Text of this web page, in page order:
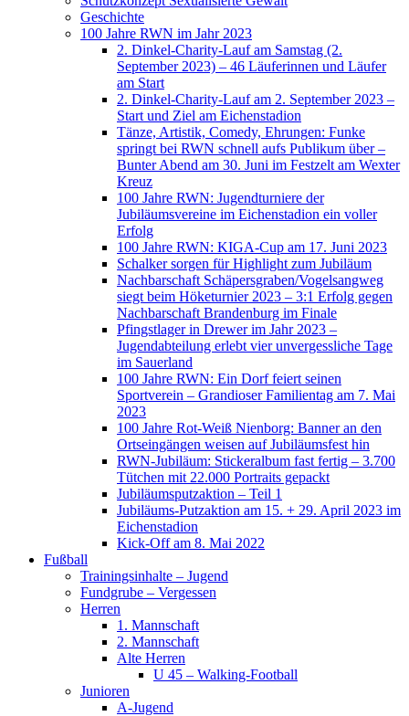
Geschichte
100 Jahre RWN im Jahr 2023
2. Dinkel-Charity-Lauf am Samstag (2.
September 2023) – 46 Läuferinnen und Läufer
am Start
2. Dinkel-Charity-Lauf am 2. September 2023 –
Start und Ziel am Eichenstadion
Tänze, Artistik, Comedy, Ehrungen: Funke
springt bei RWN schnell aufs Publikum über –
Bunter Abend am 30. Juni im Festzelt am Wexter
Kreuz
100 Jahre RWN: Jugendturniere der
Jubiläumsvereine im Eichenstadion ein voller
Erfolg
100 Jahre RWN: KIGA-Cup am 17. Juni 2023
Schalker sorgen für Highlight zum Jubiläum
Nachbarschaft Schäpersgraben/Vogelsangweg
siegt beim Höketurnier 2023 – 3:1 Erfolg gegen
Nachbarschaft Brandenburg im Finale
Pfingstlager in Drewer im Jahr 2023 –
Jugendabteilung erlebt vier unvergessliche Tage
im Sauerland
100 Jahre RWN: Ein Dorf feiert seinen
Sportverein – Grandioser Familientag am 7. Mai
2023
100 Jahre Rot-Weiß Nienborg: Banner an den
Ortseingängen weisen auf Jubiläumsfest hin
RWN-Jubiläum: Stickeralbum fast fertig – 3.700
Tütchen mit 22.000 Portraits gepackt
Jubiläumsputzaktion – Teil 1
Jubiläums-Putzaktion am 15. + 29. April 2023 im
Eichenstadion
Kick-Off am 8. Mai 2022
Fußball
Trainingsinhalte – Jugend
Fundgrube – Vergessen
Herren
1. Mannschaft
2. Mannschaft
Alte Herren
U 45 – Walking-Football
Junioren
A-Jugend